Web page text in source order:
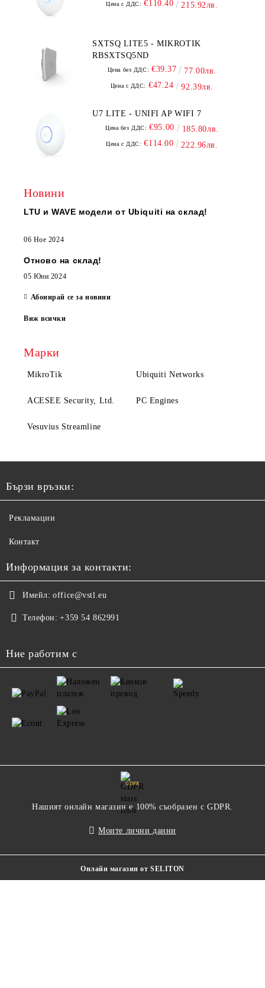
Цена с ДДС: €110.40 215.92лв.
SXTSQ LITE5 - MIKROTIK
RBSXTSQ5ND
Цена без ДДС: €39.37 77.00лв.
Цена с ДДС: €47.24 92.39лв.
U7 LITE - UNIFI AP WIFI 7
Цена без ДДС: €95.00 185.80лв.
Цена с ДДС: €114.00 222.96лв.
Новини
LTU и WAVE модели от Ubiquiti на склад!
06 Ное 2024
Отново на склад!
05 Юни 2024
Абонирай се за новини
Виж всички
Марки
MikroTik Ubiquiti Networks
ACESEE Security, Ltd. PC Engines
Vesuvius Streamline
Бързи връзки:
Рекламации
Контакт
Информация за контакти:
Имейл: office@vstl.eu
Телефон: +359 54 862991
Ние работим с
GDPR
Нашият онлайн магазин е 100% съобразен с GDPR.
Моите лични данни
Онлайн магазин от SELITON